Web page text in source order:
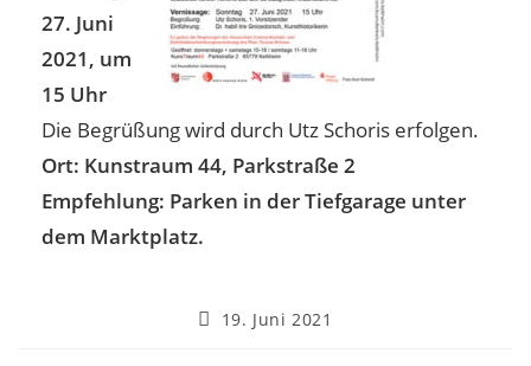
27. Juni
2021, um
15 Uhr
Die Begrüßung wird durch Utz Schoris erfolgen.
Ort: Kunstraum 44, Parkstraße 2
Empfehlung: Parken in der Tiefgarage unter
dem Marktplatz.
19. Juni 2021